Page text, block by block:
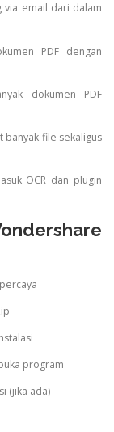
via email dari dalam
PDF dengan
dokumen PDF
banyak file sekaligus
OCR dan plugin
program
(jika ada)